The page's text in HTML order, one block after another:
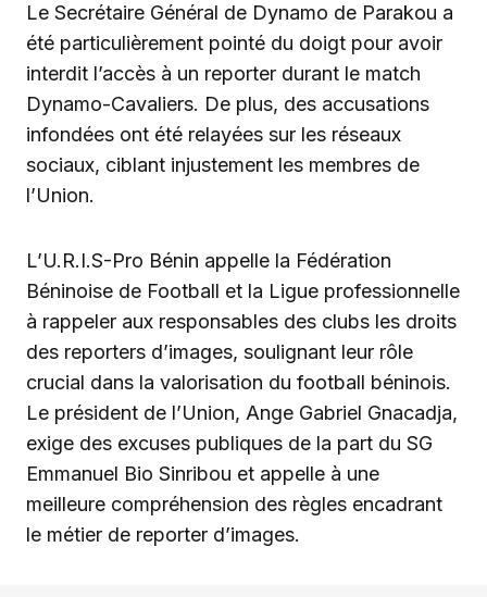
Le Secrétaire Général de Dynamo de Parakou a
été particulièrement pointé du doigt pour avoir
interdit l’accès à un reporter durant le match
Dynamo-Cavaliers. De plus, des accusations
infondées ont été relayées sur les réseaux
sociaux, ciblant injustement les membres de
l’Union.
L’U.R.I.S-Pro Bénin appelle la Fédération
Béninoise de Football et la Ligue professionnelle
à rappeler aux responsables des clubs les droits
des reporters d’images, soulignant leur rôle
crucial dans la valorisation du football béninois.
Le président de l’Union, Ange Gabriel Gnacadja,
exige des excuses publiques de la part du SG
Emmanuel Bio Sinribou et appelle à une
meilleure compréhension des règles encadrant
le métier de reporter d’images.